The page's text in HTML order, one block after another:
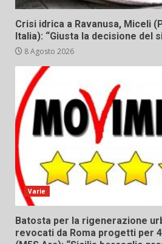
Crisi idrica a Ravanusa, Miceli
Italia): “Giusta la decisione del
8 Agosto 2026
Varie
Batosta per la rigenerazione
revocati da Roma progetti per